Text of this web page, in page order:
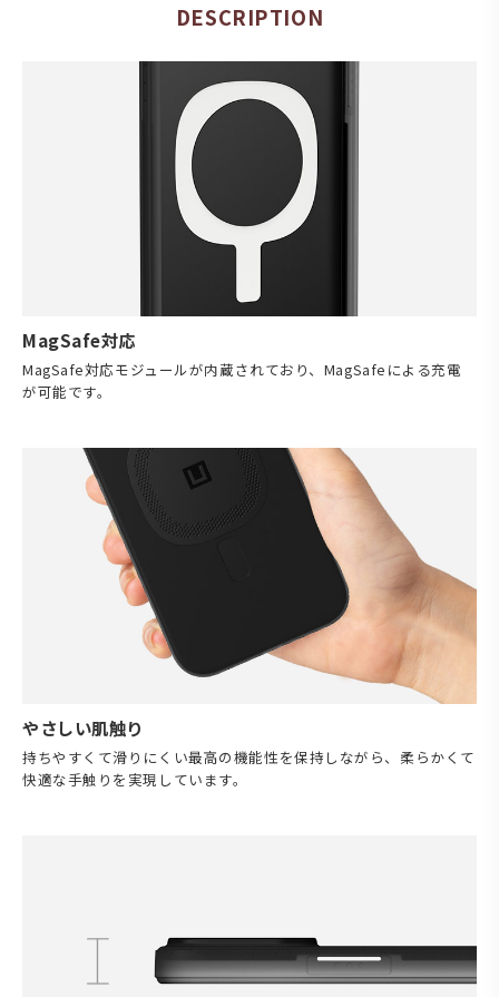
DESCRIPTION
MagSafe対応
MagSafe対応モジュールが内蔵されており、MagSafeによる充電
が可能です。
やさしい肌触り
持ちやすくて滑りにくい最高の機能性を保持しながら、柔らかくて
快適な手触りを実現しています。